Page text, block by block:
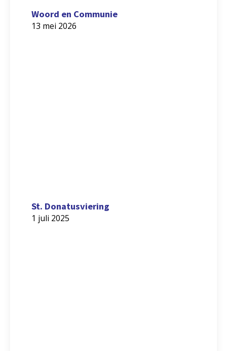
Woord en Communie
13 mei 2026
St. Donatusviering
1 juli 2025